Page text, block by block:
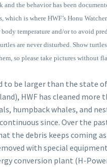
the behavior has been
is where HWF’s Honu
temperature and/or to avoid
are never disturbed. Show
so please take pictures without
be larger than the state
HWF has cleaned
humpback whales, and
since. Over the
debris keeps coming
with special
conversion plant (H-